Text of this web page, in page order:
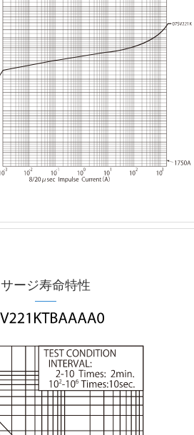
サージ寿命特性